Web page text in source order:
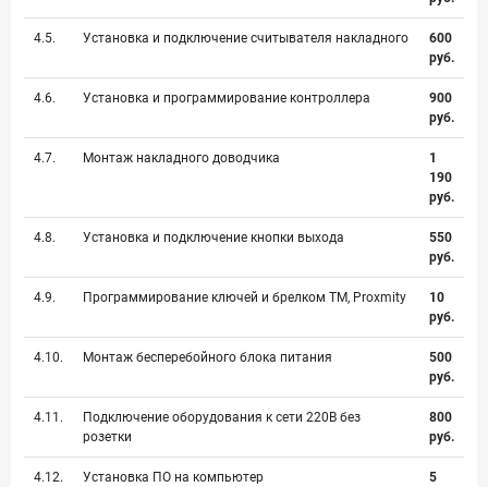
4.5. Установка и подключение считывателя накладного
600
руб.
4.6. Установка и программирование контроллера
900
руб.
4.7. Монтаж накладного доводчика
1
190
руб.
4.8. Установка и подключение кнопки выхода
550
руб.
4.9. Программирование ключей и брелком TM, Proxmity
10
руб.
4.10. Монтаж бесперебойного блока питания
500
руб.
4.11.
Подключение оборудования к сети 220В без
розетки
800
руб.
4.12. Установка ПО на компьютер
5